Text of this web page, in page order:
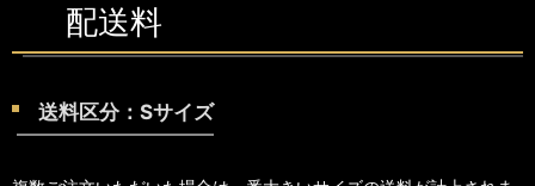
配送料
送料区分：Sサイズ